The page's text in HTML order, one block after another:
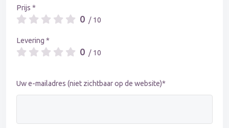
Prijs *
0 / 10
Levering *
0 / 10
Uw e-mailadres (niet zichtbaar op de website)*